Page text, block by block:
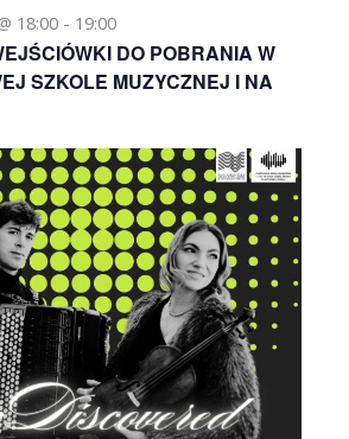
18:00 - 19:00
DO POBRANIA W
SZKOLE MUZYCZNEJ I NA